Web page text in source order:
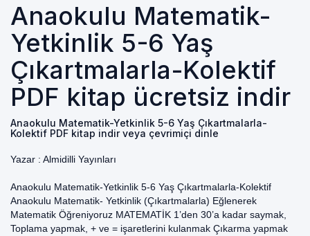
Anaokulu Matematik-
Yetkinlik 5-6 Yaş
Çıkartmalarla-Kolektif
PDF kitap ücretsiz indir
Anaokulu Matematik-Yetkinlik 5-6 Yaş Çıkartmalarla-
Kolektif PDF kitap indir veya çevrimiçi dinle
Yazar : Almidilli Yayınları
Anaokulu Matematik-Yetkinlik 5-6 Yaş Çıkartmalarla-Kolektif
Anaokulu Matematik- Yetkinlik (Çıkartmalarla) Eğlenerek
Matematik Öğreniyoruz MATEMATİK 1’den 30’a kadar saymak,
Toplama yapmak, + ve = işaretlerini kulanmak Çıkarma yapmak